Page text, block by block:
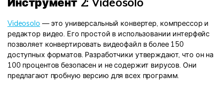
Videosolo — это универсальный конвертер, компрессор и
редактор видео. Его простой в использовании интерфейс
позволяет конвертировать видеофайл в более 150
доступных форматов. Разработчики утверждают, что он на
100 процентов безопасен и не содержит вирусов. Они
предлагают пробную версию для всех программ.